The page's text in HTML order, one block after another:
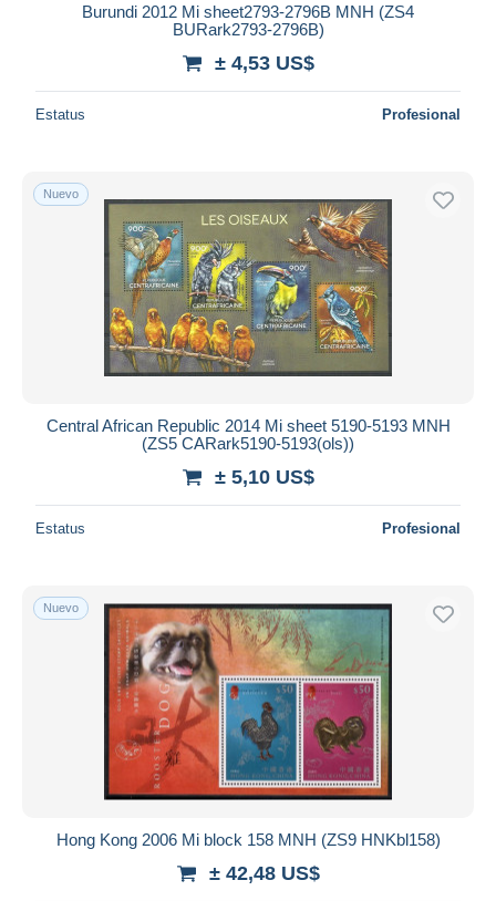
Burundi 2012 Mi sheet2793-2796B MNH (ZS4
BURark2793-2796B)
± 4,53 US$
Estatus Profesional
Nuevo
Central African Republic 2014 Mi sheet 5190-5193 MNH
(ZS5 CARark5190-5193(ols))
± 5,10 US$
Estatus Profesional
Nuevo
Hong Kong 2006 Mi block 158 MNH (ZS9 HNKbl158)
± 42,48 US$